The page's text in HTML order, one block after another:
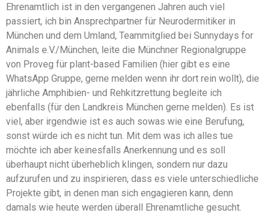
Ehrenamtlich ist in den vergangenen Jahren auch viel
passiert, ich bin Ansprechpartner für Neurodermitiker in
München und dem Umland, Teammitglied bei Sunnydays for
Animals e.V./München, leite die Münchner Regionalgruppe
von Proveg für plant-based Familien (hier gibt es eine
WhatsApp Gruppe, gerne melden wenn ihr dort rein wollt), die
jährliche Amphibien- und Rehkitzrettung begleite ich
ebenfalls (für den Landkreis München gerne melden). Es ist
viel, aber irgendwie ist es auch sowas wie eine Berufung,
sonst würde ich es nicht tun. Mit dem was ich alles tue
möchte ich aber keinesfalls Anerkennung und es soll
überhaupt nicht überheblich klingen, sondern nur dazu
aufzurufen und zu inspirieren, dass es viele unterschiedliche
Projekte gibt, in denen man sich engagieren kann, denn
damals wie heute werden überall Ehrenamtliche gesucht.